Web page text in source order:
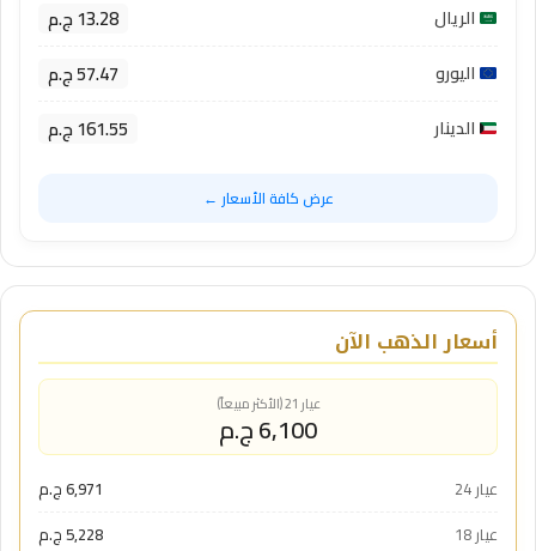
الريال 13.28 ج.م
اليورو 57.47 ج.م
الدينار 161.55 ج.م
عرض كافة الأسعار ←
أسعار الذهب الآن
عيار 21 (الأكثر مبيعاً)
6,100 ج.م
عيار 24
6,971 ج.م
عيار 18
5,228 ج.م